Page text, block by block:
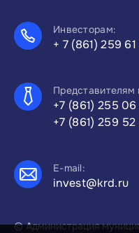
Инвесторам:
+ 7 (861) 259
Представителям
+7 (861) 255
+7 (861) 259 52
E-mail:
invest@krd.ru
© Администрация